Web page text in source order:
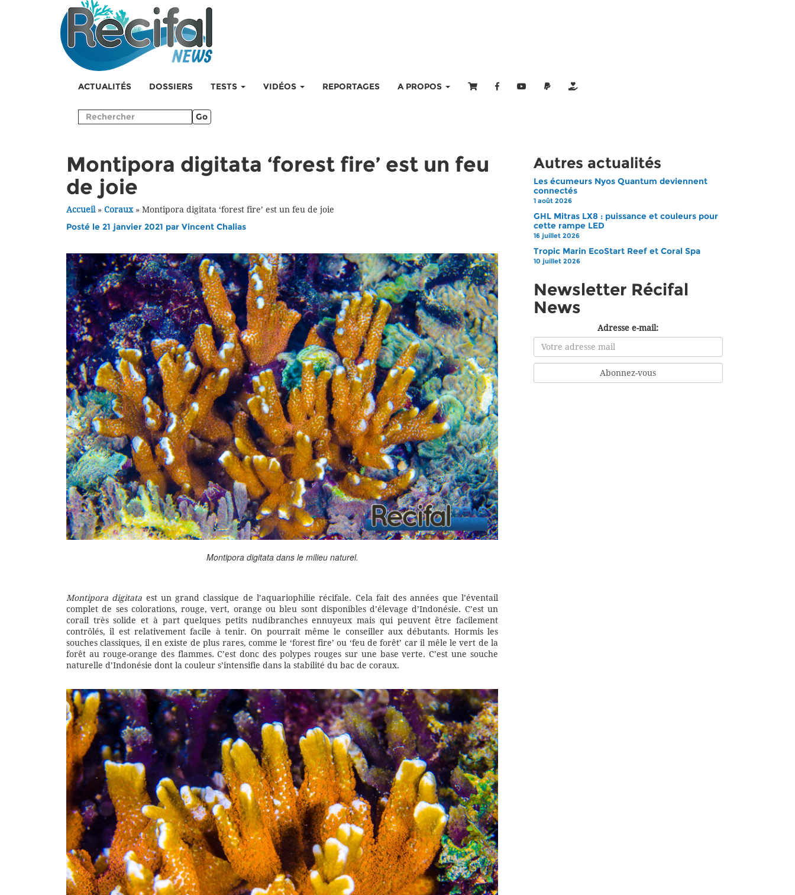
ACTUALITÉS DOSSIERS TESTS VIDÉOS REPORTAGES A PROPOS
Go
Montipora digitata ‘forest fire’ est un feu
de joie
Accueil» Coraux» Montipora digitata ‘forest fire’ est un feu de joie
Posté le 21 janvier 2021 par Vincent Chalias
Montipora digitatadans le milieu naturel.
Montipora digitata est un grand classique de l’aquariophilie récifale. Cela fait des années que l’éventail
complet de ses colorations, rouge, vert, orange ou bleu sont disponibles d’élevage d’Indonésie. C’est un
corail très solide et à part quelques petits nudibranches ennuyeux mais qui peuvent être facilement
contrôlés, il est relativement facile à tenir. On pourrait même le conseiller aux débutants. Hormis les
souches classiques, il en existe de plus rares, comme le ‘forest fire’ ou ‘feu de forêt’ car il mêle le vert de la
forêt au rouge-orange des flammes. C’est donc des polypes rouges sur une base verte. C’est une souche
naturelle d’Indonésie dont la couleur s’intensifie dans la stabilité du bac de coraux.
Autres actualités
Les écumeurs Nyos Quantum deviennent
connectés
1 août 2026
GHL Mitras LX8 : puissance et couleurs pour
cette rampe LED
16 juillet 2026
Tropic Marin EcoStart Reef et Coral Spa
10 juillet 2026
Newsletter Récifal
News
Adresse e-mail: